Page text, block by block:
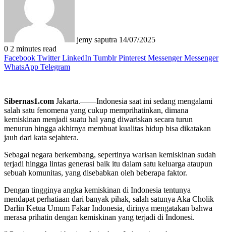
jemy saputra 14/07/2025
0 2 minutes read
Facebook Twitter LinkedIn Tumblr Pinterest Messenger Messenger
WhatsApp Telegram
Sibernas1.com Jakarta.——Indonesia saat ini sedang mengalami
salah satu fenomena yang cukup memprihatinkan, dimana
kemiskinan menjadi suatu hal yang diwariskan secara turun
menurun hingga akhirnya membuat kualitas hidup bisa dikatakan
jauh dari kata sejahtera.
Sebagai negara berkembang, sepertinya warisan kemiskinan sudah
terjadi hingga lintas generasi baik itu dalam satu keluarga ataupun
sebuah komunitas, yang disebabkan oleh beberapa faktor.
Dengan tingginya angka kemiskinan di Indonesia tentunya
mendapat perhatiaan dari banyak pihak, salah satunya Aka Cholik
Darlin Ketua Umum Fakar Indonesia, dirinya mengatakan bahwa
merasa prihatin dengan kemiskinan yang terjadi di Indonesi.